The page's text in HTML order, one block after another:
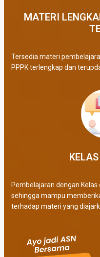
MATERI
Tersedia materi
PPPK terlengkap dan
Pembelajaran dengan
sehingga mampu
terhadap materi yang